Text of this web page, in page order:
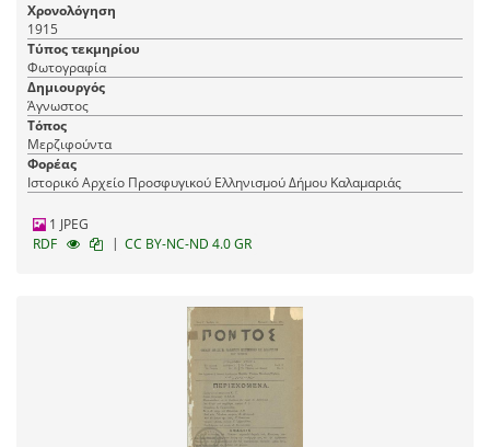
Χρονολόγηση
1915
Τύπος τεκμηρίου
Φωτογραφία
Δημιουργός
Άγνωστος
Τόπος
Μερζιφούντα
Φορέας
Ιστορικό Αρχείο Προσφυγικού Ελληνισμού Δήμου Καλαμαριάς
1 JPEG
RDF
| CC BY-NC-ND 4.0 GR